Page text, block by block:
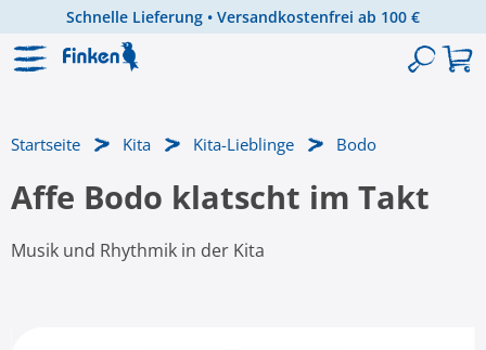
Zum Hauptinhalt springen
Schnelle Lieferung • Versandkostenfrei ab 100 €
Startseite Kita Kita-Lieblinge Bodo
Affe Bodo klatscht im Takt
Musik und Rhythmik in der Kita